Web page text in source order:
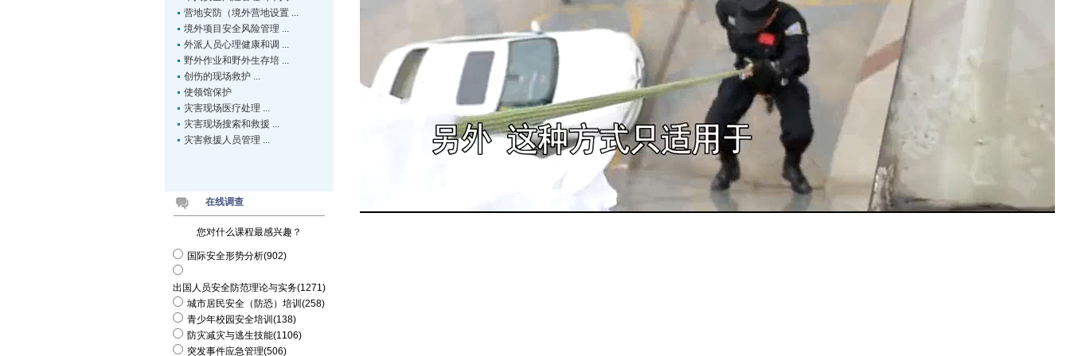
营地安防（境外营地设置 ...
境外项目安全风险管理 ...
外派人员心理健康和调 ...
野外作业和野外生存培 ...
创伤的现场救护 ...
使领馆保护
灾害现场医疗处理 ...
灾害现场搜索和救援 ...
灾害救援人员管理 ...
在线调查
您对什么课程最感兴趣？
国际安全形势分析(902)
出国人员安全防范理论与实务(1271)
城市居民安全（防恐）培训(258)
青少年校园安全培训(138)
防灾减灾与逃生技能(1106)
突发事件应急管理(506)